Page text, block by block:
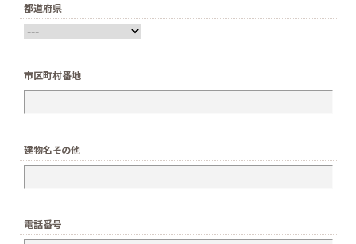
都道府県
市区町村番地
建物名その他
電話番号